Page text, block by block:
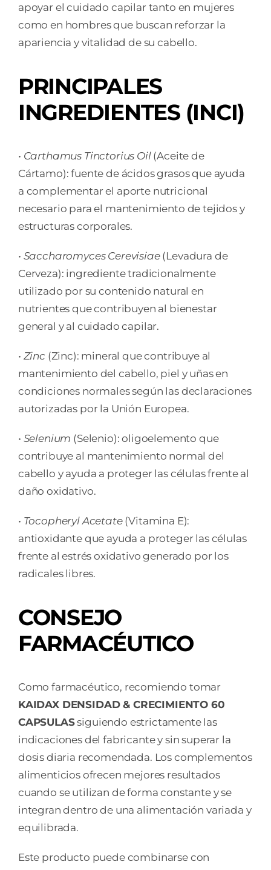
apoyar el cuidado capilar tanto en mujeres
como en hombres que buscan reforzar la
apariencia y vitalidad de su cabello.
PRINCIPALES
INGREDIENTES (INCI)
• Carthamus Tinctorius Oil(Aceite de
Cártamo): fuente de ácidos grasos que ayuda
a complementar el aporte nutricional
necesario para el mantenimiento de tejidos y
estructuras corporales.
• Saccharomyces Cerevisiae(Levadura de
Cerveza): ingrediente tradicionalmente
utilizado por su contenido natural en
nutrientes que contribuyen al bienestar
general y al cuidado capilar.
• Zinc(Zinc): mineral que contribuye al
mantenimiento del cabello, piel y uñas en
condiciones normales según las declaraciones
autorizadas por la Unión Europea.
• Selenium (Selenio): oligoelemento que
contribuye al mantenimiento normal del
cabello y ayuda a proteger las células frente al
daño oxidativo.
• Tocopheryl Acetate(Vitamina E):
antioxidante que ayuda a proteger las células
frente al estrés oxidativo generado por los
radicales libres.
CONSEJO
FARMACÉUTICO
Como farmacéutico, recomiendo tomar
KAIDAX DENSIDAD & CRECIMIENTO 60
CAPSULASsiguiendo estrictamente las
indicaciones del fabricante y sin superar la
dosis diaria recomendada. Los complementos
alimenticios ofrecen mejores resultados
cuando se utilizan de forma constante y se
integran dentro de una alimentación variada y
equilibrada.
Este producto puede combinarse con